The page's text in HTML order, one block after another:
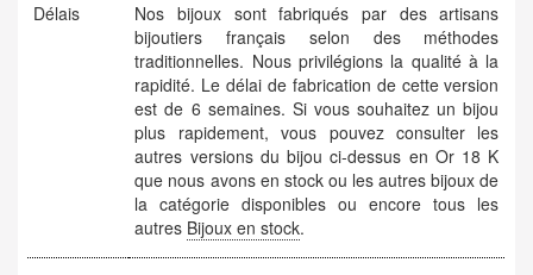
Délais
Nos bijoux sont fabriqués par des artisans
bijoutiers français selon des méthodes
traditionnelles. Nous privilégions la qualité à la
rapidité. Le délai de fabrication de cette version
est de 6 semaines. Si vous souhaitez un bijou
plus rapidement, vous pouvez consulter les
autres versions du bijou ci-dessus en Or 18 K
que nous avons en stock ou les autres bijoux de
la catégorie disponibles ou encore tous les
autres Bijoux en stock.